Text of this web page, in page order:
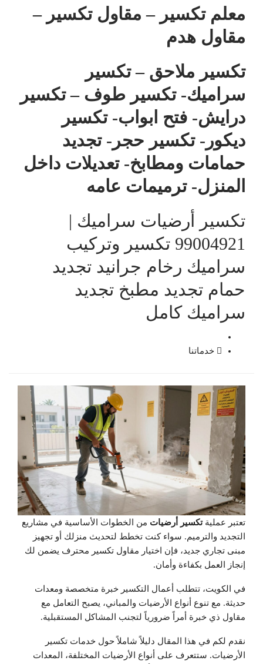
معلم تكسير – مقاول تكسير –
مقاول هدم
تكسير ملاحق – تكسير
سراميك- تكسير طوف – تكسير
درايش- فتح ابواب- تكسير
ديكور- تكسير حجر- تجديد
حمامات ومطابخ- تعديلات داخل
المنزل- ترميمات عامه
تكسير أرضيات سراميك |
99004921 تكسير وتركيب
سراميك رخام جرانيد تجديد
حمام تجديد مطبخ تجديد
سراميك كامل
خدماتنا
تعتبر عمليةتكسير أرضيات من الخطوات الأساسية في مشاريع
التجديد والترميم. سواء كنت تخطط لتحديث منزلك أو تجهيز
مبنى تجاري جديد، فإن اختيار مقاول تكسير محترف يضمن لك
إنجاز العمل بكفاءة وأمان.
في الكويت، تتطلب أعمال التكسير خبرة متخصصة ومعدات
حديثة. مع تنوع أنواع الأرضيات والمباني، يصبح التعامل مع
مقاول ذي خبرة أمراً ضرورياً لتجنب المشاكل المستقبلية.
نقدم لكم في هذا المقال دليلاً شاملاً حول خدمات تكسير
الأرضيات. ستتعرف على أنواع الأرضيات المختلفة، المعدات